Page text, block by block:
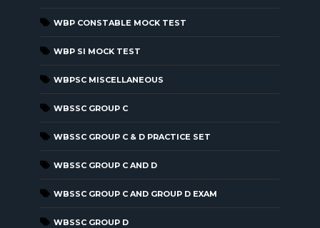
WBP CONSTABLE MOCK TEST
WBP SI MOCK TEST
WBPSC MISCELLANEOUS
WBSSC GROUP C
WBSSC GROUP C & D PRACTICE SET
WBSSC GROUP C AND D
WBSSC GROUP C AND GROUP D EXAM
WBSSC GROUP D